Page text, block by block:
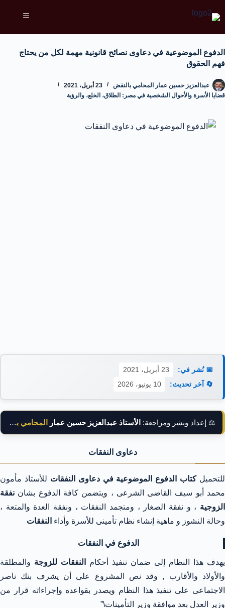
الدفوع الموضوعية في دعاوى نصائح قانونية مهمة لكل من يحتاج
فهم الحقوق
عبدالعزيز حسين عمار المحامي بالنقض
23 أبريل، 2021
قضايا الأسرة والأحوال الشخصية في مصر: الطلاق، الخلع، والرؤية
📅 نُشر في:
23 أبريل، 2021
🔄 آخر تحديث:
10 يونيو، 2026
⚖️ إعداد ونشر ومراجعة: الأستاذ عبدالعزيز حسين عمار المحامي بالنقض
دعاوى النفقات
للتحميلكتاب الدفوع الموضوعية في دعاوى النفقات للأستاذ مأمون
محمد أبو سيف القاضى الشرعى ، ويتضمن كافة الدفوع بشان نفقة
الزوجية ، و نفقة الصغار ، ومتجمد النفقات ، ونفقة العدة والمتعة ،
وحالة النشوز و ماهية إنشاء نظام تأمينى للأسرة وأداء النفقات
الدفوع في النفقات
يهدف هذا النظام إلى ضمان تنفيذ أحكام النفقات للزوجة والمطلقة
والأولاد والأقارب , وقد نص المشروع على أن يشرف بنك ناصر
الاجتماعى على تنفيذ هذا النظام ويصدر بقواعده وإجراءاته قرار من
وزير العدل بعد موافقة وزير التأمينات\”